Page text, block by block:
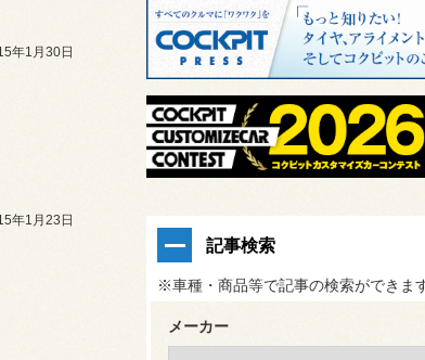
年1月30日
年1月23日
記事検索
※車種・商品等で記事の検索ができま
メーカー